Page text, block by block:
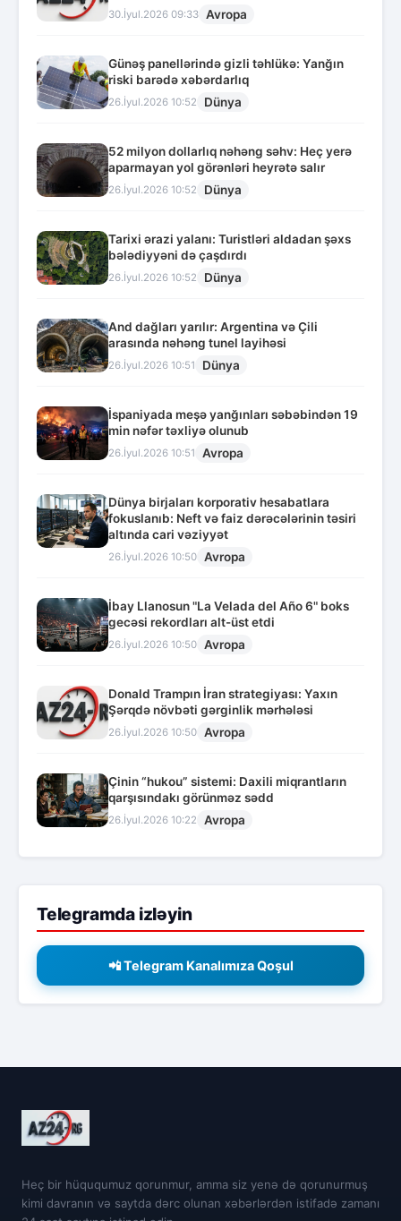
30.İyul.2026 09:33 Avropa
Günəş panellərində gizli təhlükə: Yanğın
riski barədə xəbərdarlıq
26.İyul.2026 10:52 Dünya
52 milyon dollarlıq nəhəng səhv: Heç yerə
aparmayan yol görənləri heyrətə salır
26.İyul.2026 10:52 Dünya
Tarixi ərazi yalanı: Turistləri aldadan şəxs
bələdiyyəni də çaşdırdı
26.İyul.2026 10:52 Dünya
And dağları yarılır: Argentina və Çili
arasında nəhəng tunel layihəsi
26.İyul.2026 10:51 Dünya
İspaniyada meşə yanğınları səbəbindən 19
min nəfər təxliyə olunub
26.İyul.2026 10:51 Avropa
Dünya birjaları korporativ hesabatlara
fokuslanıb: Neft və faiz dərəcələrinin təsiri
altında cari vəziyyət
26.İyul.2026 10:50 Avropa
İbay Llanosun "La Velada del Año 6" boks
gecəsi rekordları alt-üst etdi
26.İyul.2026 10:50 Avropa
Donald Trampın İran strategiyası: Yaxın
Şərqdə növbəti gərginlik mərhələsi
26.İyul.2026 10:50 Avropa
Çinin “hukou” sistemi: Daxili miqrantların
qarşısındakı görünməz sədd
26.İyul.2026 10:22 Avropa
Telegramda izləyin
📲 Telegram Kanalımıza Qoşul
Heç bir hüququmuz qorunmur, amma siz yenə də qorunurmuş
kimi davranın və saytda dərc olunan xəbərlərdən istifadə zamanı